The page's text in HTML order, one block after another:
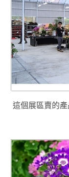
這個展區賣的